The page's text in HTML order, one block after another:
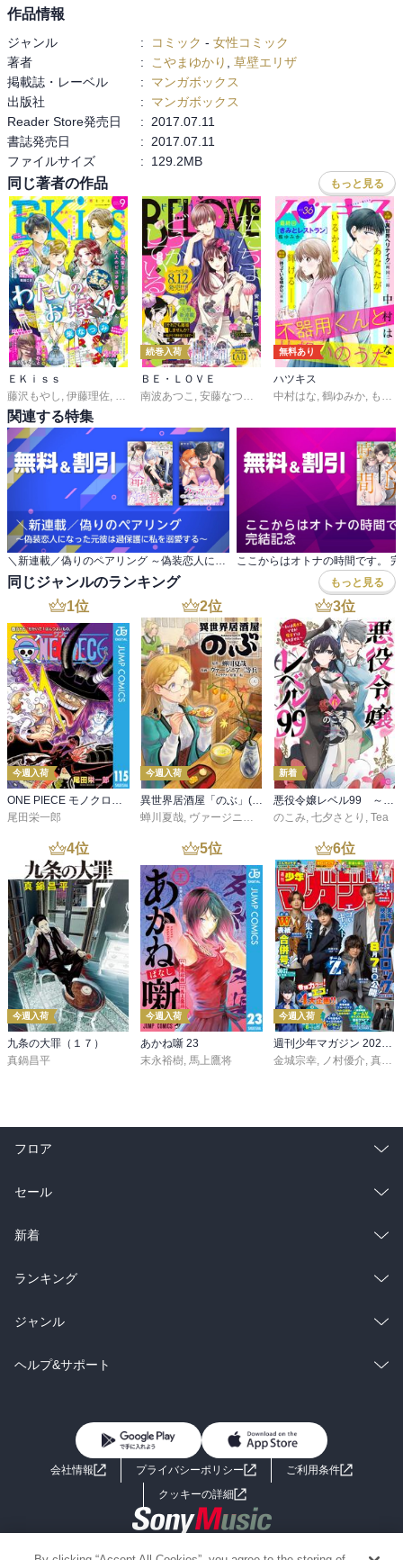
作品情報
ジャンル : コミック - 女性コミック
著者
: こやまゆかり
草壁エリザ
掲載誌・レーベル
:
マンガボックス
出版社
:
マンガボックス
Reader Store発売日
:
2017.07.11
書誌発売日
:
2017.07.11
ファイルサイズ
: 129.2MB
同じ著者の作品 もっと見る
ＥＫｉｓｓ
藤沢もやし , 伊藤理佐, 柴なつみ,二ノ宮知子,藤あさひ 井上霞,ばったん,有賀リエ
続巻入荷
ＢＥ・ＬＯＶＥ
南波あつこ , 安藤なつみ 末次由紀,上田美和,佐久間結
無料あり
ハツキス
中村はな, 鶴ゆみか, もり可南子
関連する特集
＼新連載／偽りのペアリング ～偽装恋人になった元彼は過保護に私を溺愛する～ ここからはオトナの時間です。
同じジャンルのランキング もっと見る
1位
今週入荷
ONE PIECE モノクロ版 115
尾田栄一郎
2位
今週入荷
異世界居酒屋「のぶ」(22)
蝉川夏哉, ヴァージニア二等兵 ,転
3位
新着
悪役令嬢レベル99 ～私は裏ボスですが魔王ではありません～ その６
のこみ, 七夕さとり , Tea
4位
今週入荷
九条の大罪（１７）
真鍋昌平
5位
今週入荷
あかね噺 23
末永裕樹 馬上鷹将
6位
今週入荷
金城宗幸
ノ村優介 真島ヒロ
フロア
総合
ラノベ
雑誌・グラビア
BL・TL
セール
総合
ラノベ
雑誌・グラビア
BL・TL
新着
総合
ラノベ
雑誌・グラビア
ランキング
総合
ラノベ
ジャンル
コミック
ライトノベル 男子向けラノベ
小説
海外小説
ヘルプ&サポート
よくあるご質問 お問い合わせ
会社情報 プライバシーポリシー
ご利用条件
クッキーの詳細
Copyright 2017 - 2026 Sony Music Entertainment(Japan) Inc.